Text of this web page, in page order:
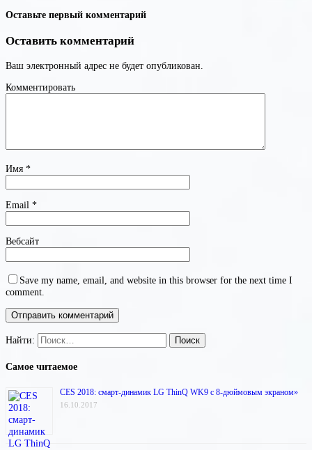
Оставьте первый комментарий
Оставить комментарий
Ваш электронный адрес не будет опубликован.
Комментировать
Имя *
Email *
Вебсайт
Save my name, email, and website in this browser for the next time I
comment.
Найти:
Самое читаемое
CES 2018: смарт-динамик LG ThinQ WK9 с 8-дюймовым экраном»
16.10.2017